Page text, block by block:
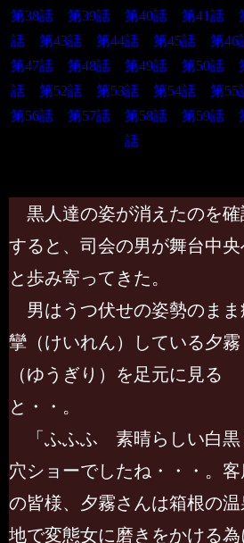
第38話 第39話 第40話 第41話
話 第43話 第44話 第45話 第
第47話 第48話 第49話 第50話
話 第52話 第53話 第54話 第
第56話 第57話 第58話 第59話
話
黒人達の姿が消えたのを確
すると、司会の男が舞台中央
と歩み寄ってきた。
男はうつ伏せの姿勢のまま
攣（けいれん）している夕霧
（ゆうぎり）を足元に見る
と・・。
「ふふふ 素晴らしい白黒
穴ショーでしたね・・・。客
の皆様、夕霧さんは箱根の温
地で変態女に磨きをかける為